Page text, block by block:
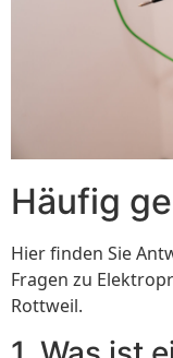
Häufig
Hier finden Sie
Fragen zu
Rottweil.